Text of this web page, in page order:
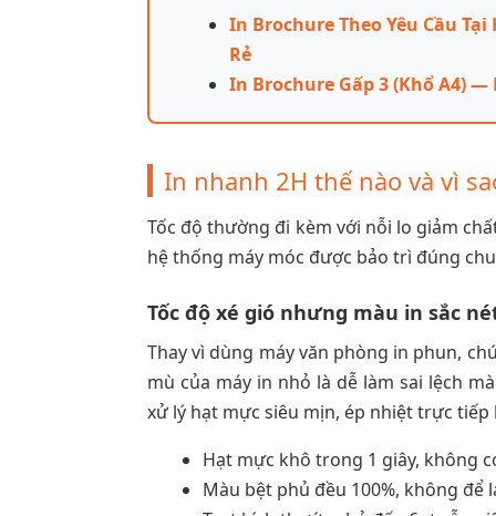
In Brochure Theo Yêu Cầu
Rẻ
In Brochure Gấp 3 (Khổ A4) —
In nhanh 2H thế nào và vì
Tốc độ thường đi kèm với nỗi lo giảm
hệ thống máy móc được bảo trì đúng
Tốc độ xé gió nhưng màu in sắc
Thay vì dùng máy văn phòng in phun,
mù của máy in nhỏ là dễ làm sai lệch
xử lý hạt mực siêu mịn, ép nhiệt trực tiếp
Hạt mực khô trong 1 giây, không
Màu bệt phủ đều 100%, không để